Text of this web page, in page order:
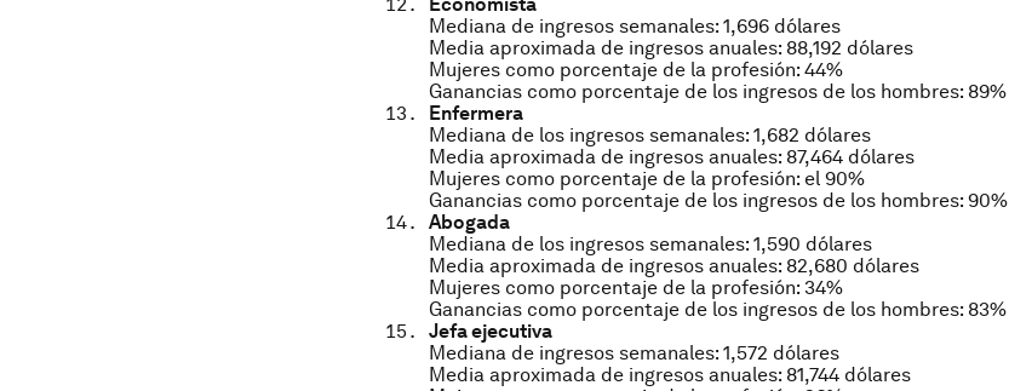
Mediana de ingresos semanales: 1,696 dólares
Media aproximada de ingresos anuales: 88,192 dólares
Mujeres como porcentaje de la profesión: 44%
Ganancias como porcentaje de los ingresos de los hombres: 89%
Enfermera
Mediana de los ingresos semanales: 1,682 dólares
Media aproximada de ingresos anuales: 87,464 dólares
Mujeres como porcentaje de la profesión: el 90%
Ganancias como porcentaje de los ingresos de los hombres: 90%
Abogada
Mediana de los ingresos semanales: 1,590 dólares
Media aproximada de ingresos anuales: 82,680 dólares
Mujeres como porcentaje de la profesión: 34%
Ganancias como porcentaje de los ingresos de los hombres: 83%
Jefa ejecutiva
Mediana de ingresos semanales: 1,572 dólares
Media aproximada de ingresos anuales: 81,744 dólares